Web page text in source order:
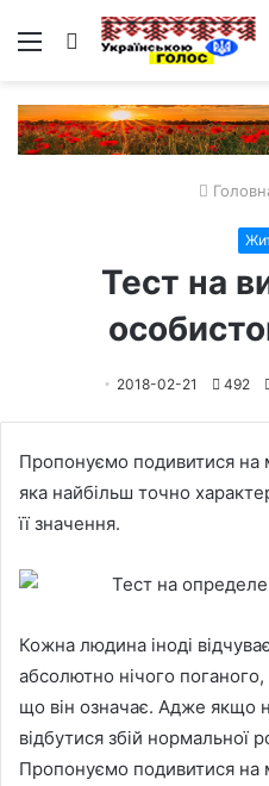
Меню Пошук
Тест на
2018-02-21 492
Пропонуємо подивитися на
яка найбільш точно
її значення.
Кожна людина іноді
абсолютно нічого
що він означає. Адже якщо
відбутися збій нормальної
Пропонуємо подивитися на